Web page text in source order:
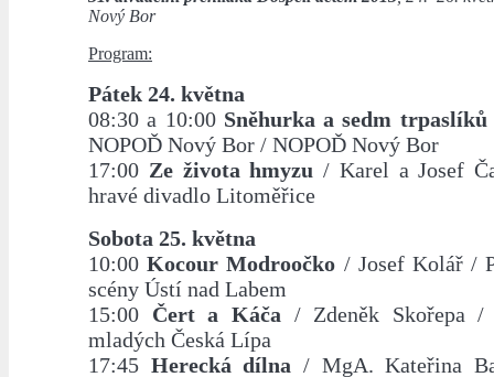
Nový Bor
Program:
Pátek 24. května
08:30 a 10:00 Sněhurka a sedm trpaslíků
NOPOĎ Nový Bor / NOPOĎ Nový Bor
17:00 Ze života hmyzu / Karel a Josef
hravé divadlo Litoměřice
Sobota 25. května
10:00Kocour Modroočko / Josef Kolář /
scény Ústí nad Labem
15:00 Čert a Káča/ Zdeněk Skořepa /
mladých Česká Lípa
17:45 Herecká dílna / MgA. Kateřina